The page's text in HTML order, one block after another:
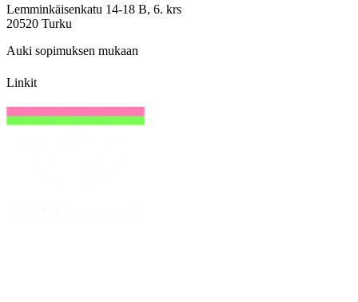
Lemminkäisenkatu 14-18 B, 6. krs
20520 Turku
Auki sopimuksen mukaan
Linkit